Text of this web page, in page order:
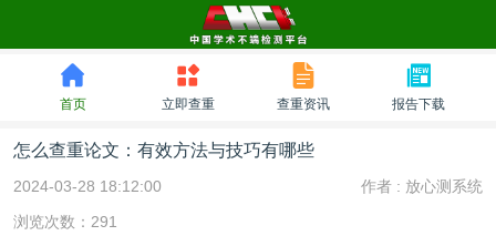
首页 立即查重 查重资讯 报告下载
怎么查重论文：有效方法与技巧有哪些
2024-03-28 18:12:00 作者 : 放心测系统
浏览次数：291